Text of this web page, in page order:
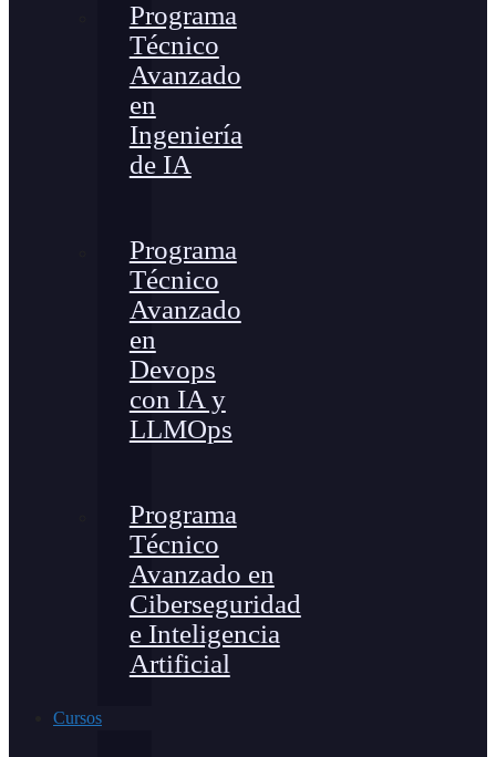
Programa
Técnico
Avanzado
en
Ingeniería
de IA
Programa
Técnico
Avanzado
en
Devops
con IA y
LLMOps
Programa
Técnico
Avanzado en
Ciberseguridad
e Inteligencia
Artificial
Cursos